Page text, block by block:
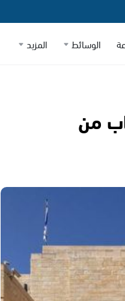
الوسائط المزيد
لشاب من